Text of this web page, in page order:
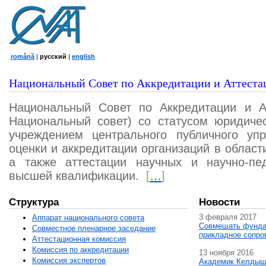
română | русский | english
Национальный Совет по Аккредитации и
Национальный Совет по Аккредитации и
Национальный совет) со статусом
учреждением центрального публичного
оценки и аккредитации организаций в
а также аттестации научных и научно-
высшей квалификации.
[…]
Структура
Аппарат национального совета
Совместное пленарное заседание
Аттестационная комисcия
Комиссия по аккредитации
Комиссия экспертов
Новости
3 февраля 2017
Совмещать
прикладное
13 ноября 2016
Академик